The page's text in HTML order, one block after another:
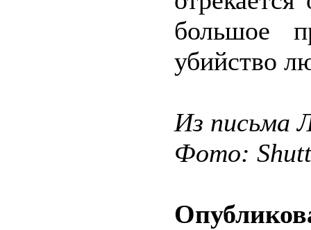
большое
убийство
Из письма
Фото: